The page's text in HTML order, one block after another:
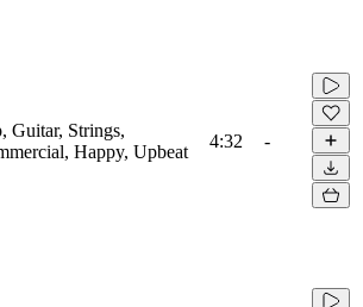
Guitar, Strings,
Happy, Upbeat
4:32 -